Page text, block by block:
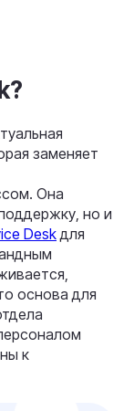
заменяет
Она
но и
Desk для
основа для
к